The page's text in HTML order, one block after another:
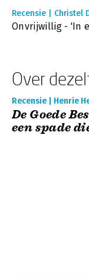
Recensie | Christel
Onvrijwillig - 'In
Over
Recensie | Henrie
De Goede
een spade